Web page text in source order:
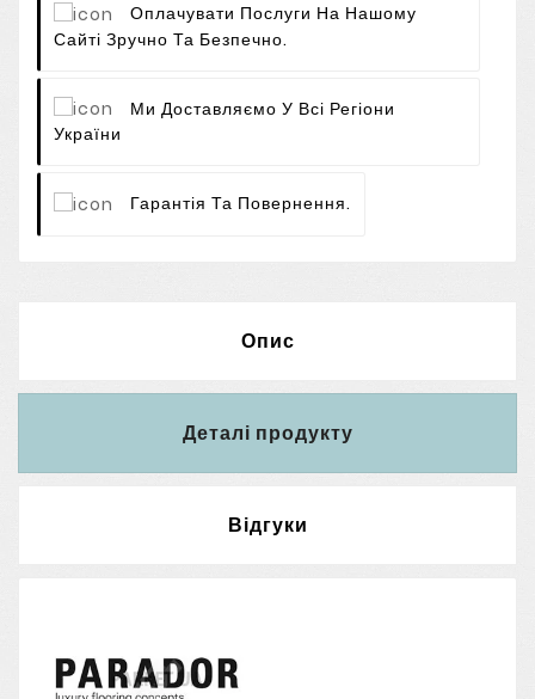
Оплачувати Послуги На Нашому
Сайті Зручно Та Безпечно.
Ми Доставляємо У Всі Регіони
України
Гарантія Та Повернення.
Опис
Деталі продукту
Відгуки